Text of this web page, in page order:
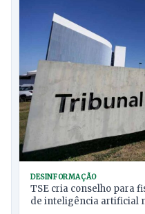
DESINFORMAÇÃO
TSE cria conselho para
de inteligência artificial